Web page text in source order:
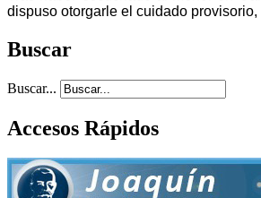
dispuso otorgarle el cuidado
Buscar
Buscar...
Accesos Rápidos